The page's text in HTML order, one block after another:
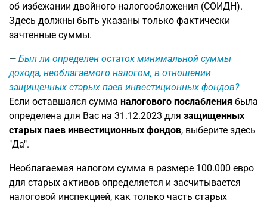
об избежании двойного налогообложения (СОИДН).
Здесь должны быть указаны только фактически
зачтенные суммы.
Был ли определен остаток минимальной суммы
дохода, необлагаемого налогом, в отношении
защищенных старых паев инвестиционных фондов?
Если оставшаяся сумма налогового послабления была
определена для Вас на 31.12.2023 для защищенных
старых паев инвестиционных фондов, выберите здесь
"Да".
Необлагаемая налогом сумма в размере 100.000 евро
для старых активов определяется и засчитывается
налоговой инспекцией, как только часть старых